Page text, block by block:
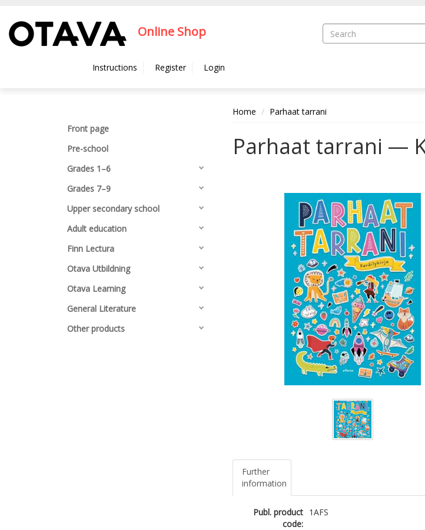
Online Shop
Instructions Register Login
Front page
Pre-school
Grades 1–6
Grades 7–9
Upper secondary school
Adult education
Finn Lectura
Otava Utbildning
Otava Learning
General Literature
Other products
Home Parhaat tarrani
Parhaat tarrani —
Further
information
Publ. product
code:
1AFS